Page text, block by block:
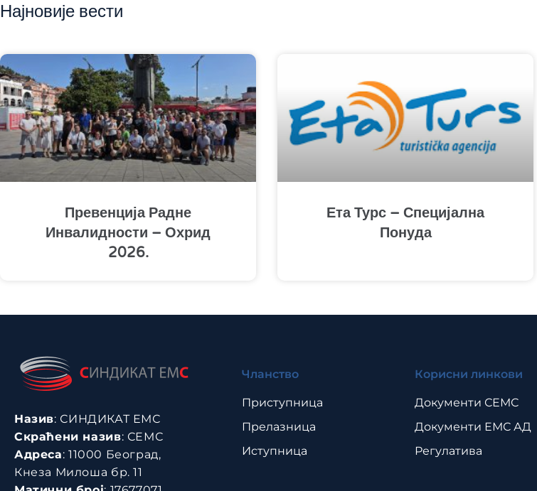
Најновије вести
Превенција Радне
Инвалидности – Охрид
2026.
Ета Турс – Специјална
Понуда
Назив: СИНДИКАТ ЕМС
Скраћени назив: СЕМС
Адреса: 11000 Београд,
Кнеза Милоша бр. 11
Чланство
Приступница
Прелазница
Иступница
Корисни линкови
Документи СЕМС
Документи ЕМС АД
Регулатива